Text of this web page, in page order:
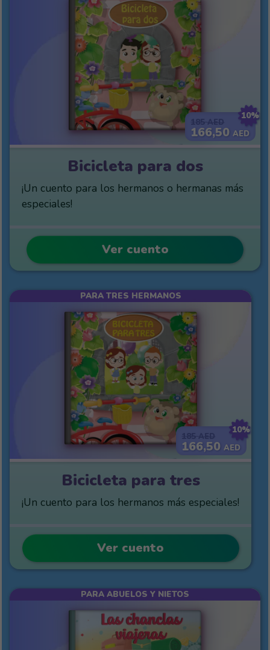
10%
166,50AED
Bicicleta para dos
¡Un cuento para los hermanos o hermanas más
especiales!
Ver cuento
10%
166,50AED
PARA TRES HERMANOS
Bicicleta para tres
¡Un cuento para los hermanos más especiales!
Ver cuento
PARA ABUELOS Y NIETOS